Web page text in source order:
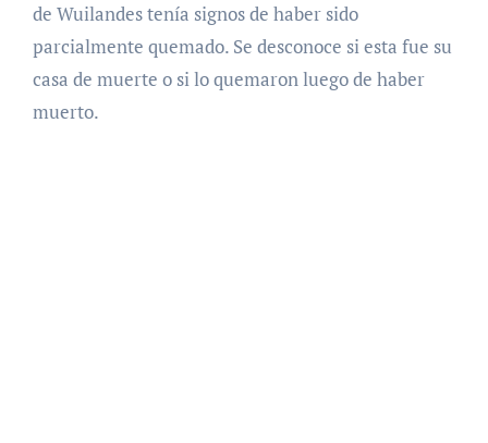
de Wuilandes tenía signos de haber sido
parcialmente quemado. Se desconoce si esta fue su
casa de muerte o si lo quemaron luego de haber
muerto.